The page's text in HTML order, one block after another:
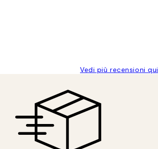
Vedi più recensioni qui